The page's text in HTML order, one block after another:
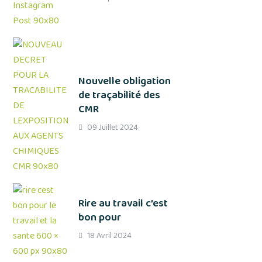
Nouvelle obligation
de traçabilité des
CMR
09 Juillet 2024
Rire au travail c’est
bon pour
18 Avril 2024